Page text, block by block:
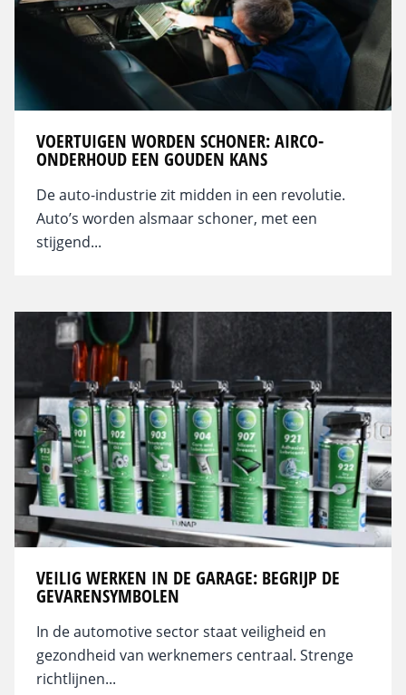
VOERTUIGEN WORDEN SCHONER: AIRCO-
ONDERHOUD EEN GOUDEN KANS
De auto-industrie zit midden in een revolutie.
Auto’s worden alsmaar schoner, met een
stijgend...
VEILIG WERKEN IN DE GARAGE: BEGRIJP DE
GEVARENSYMBOLEN
In de automotive sector staat veiligheid en
gezondheid van werknemers centraal. Strenge
richtlijnen...